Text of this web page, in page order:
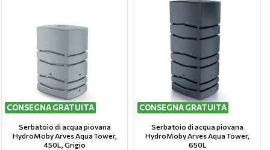
CONSEGNA GRATUITA
Serbatoio di acqua piovana
HydroMoby Arves Aqua Tower,
450L, Grigio
CONSEGNA GRATUITA
Serbatoio di acqua piovana
HydroMoby Arves Aqua Tower,
650L